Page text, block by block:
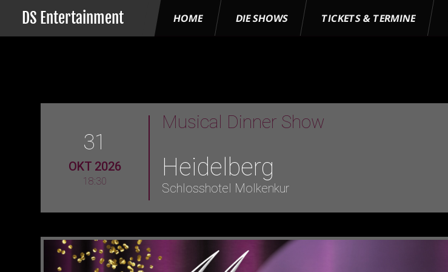
DS Entertainment HOME DIE SHOWS TICKETS & TERMINE
31
OKT 2026
18:30
Musical Dinner Show
Heidelberg
Schlosshotel Molkenkur